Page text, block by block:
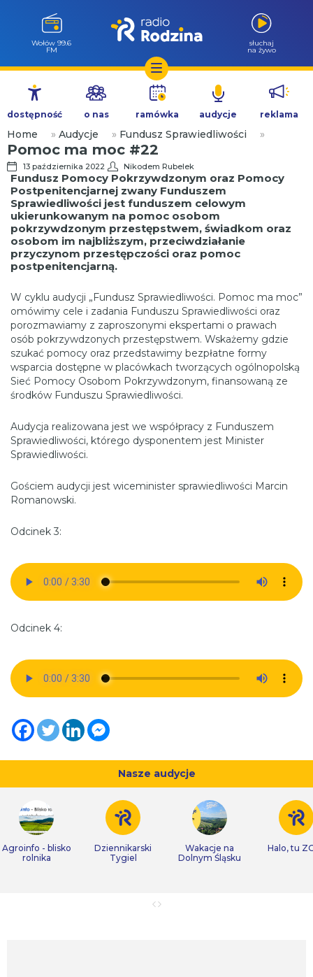
Przejdź
treści
Wołów 99.6
FM
słuchaj
na żywo
dostępność o nas ramówka audycje reklama
Home » Audycje » Fundusz Sprawiedliwości »
Pomoc ma moc #22
13 października 2022 Nikodem Rubelek
Fundusz Pomocy Pokrzywdzonym oraz Pomocy
Postpenitencjarnej zwany Funduszem
Sprawiedliwości jest funduszem celowym
ukierunkowanym na pomoc osobom
pokrzywdzonym przestępstwem, świadkom oraz
osobom im najbliższym, przeciwdziałanie
przyczynom przestępczości oraz pomoc
postpenitencjarną.
W cyklu audycji „Fundusz Sprawiedliwości. Pomoc ma moc”
omówimy cele i zadania Funduszu Sprawiedliwości oraz
porozmawiamy z zaproszonymi ekspertami o prawach
osób pokrzywdzonych przestępstwem. Wskażemy gdzie
szukać pomocy oraz przedstawimy bezpłatne formy
wsparcia dostępne w placówkach tworzących ogólnopolską
Sieć Pomocy Osobom Pokrzywdzonym, finansowaną ze
środków Funduszu Sprawiedliwości.
Audycja realizowana jest we współpracy z Funduszem
Sprawiedliwości, którego dysponentem jest Minister
Sprawiedliwości.
Gościem audycji jest wiceminister sprawiedliwości Marcin
Romanowski.
Odcinek 3:
Odcinek 4:
Nasze audycje
Agroinfo - blisko
rolnika
Dziennikarski
Tygiel
Wakacje na
Dolnym Śląsku
Halo, tu